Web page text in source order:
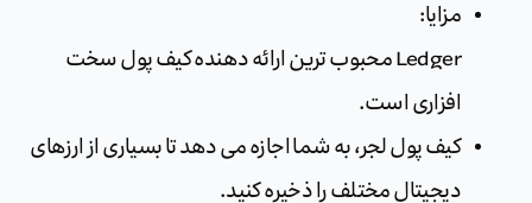
مزایا:
Ledger محبوب ترین ارائه دهنده کیف پول سخت
افزاری است.
کیف پول لجر، به شما اجازه می دهد تا بسیاری از ارزهای
دیجیتال مختلف را ذخیره کنید.